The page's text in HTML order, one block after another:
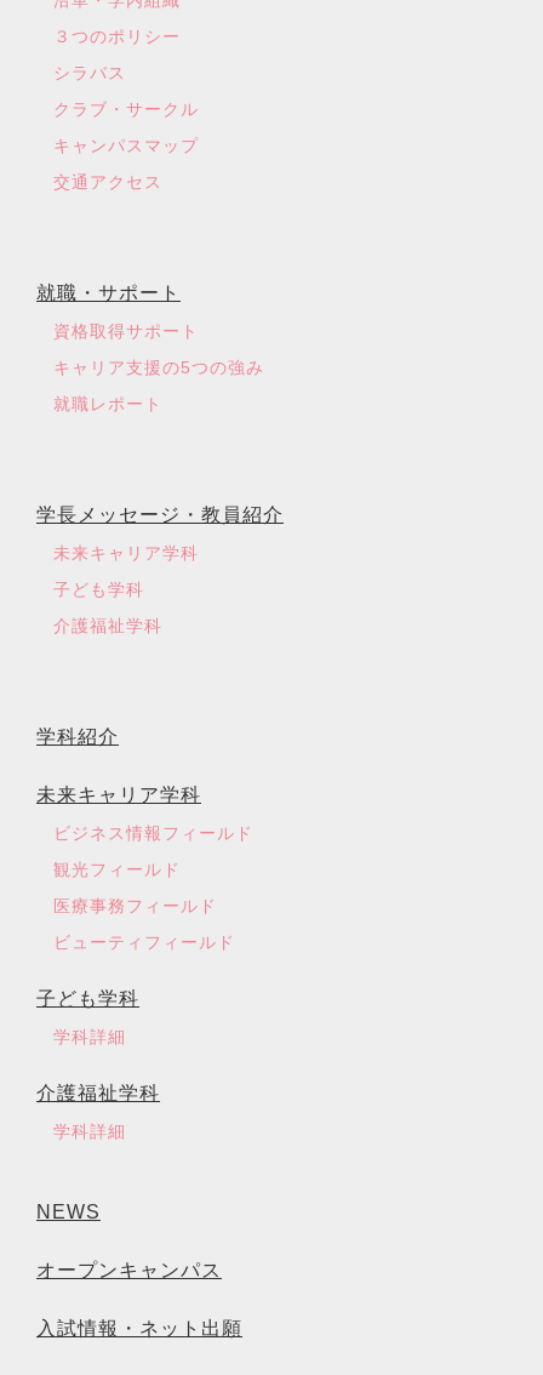
３つのポリシー
シラバス
クラブ・サークル
キャンパスマップ
交通アクセス
就職・サポート
資格取得サポート
キャリア支援の5つの強み
就職レポート
学長メッセージ・教員紹介
未来キャリア学科
子ども学科
介護福祉学科
学科紹介
未来キャリア学科
ビジネス情報フィールド
観光フィールド
医療事務フィールド
ビューティフィールド
子ども学科
学科詳細
介護福祉学科
学科詳細
NEWS
オープンキャンパス
入試情報・ネット出願